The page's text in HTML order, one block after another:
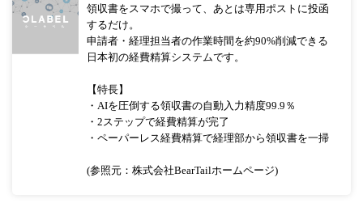
領収書をスマホで撮って、あとは専用ポストに投函
するだけ。
申請者・経理担当者の作業時間を約90%削減できる
日本初の経費精算システムです。
【特長】
・AIを圧倒する領収書の自動入力精度99.9％
・2ステップで経費精算が完了
・ペーパーレス経費精算で経理部から領収書を一掃
(参照元：株式会社BearTailホームページ)